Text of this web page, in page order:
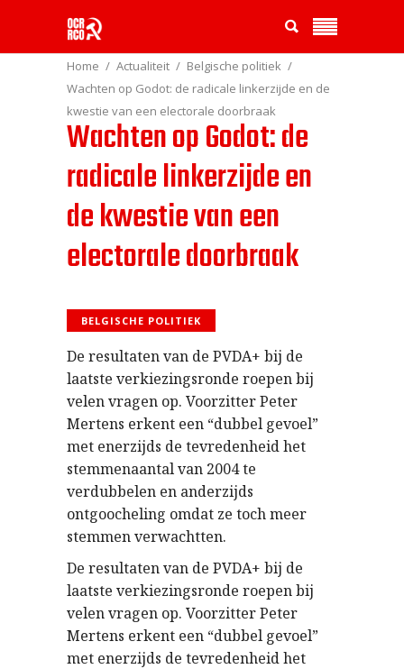
Home Actualiteit
Belgische politiek
Wachten op Godot: de radicale linkerzijde en de
kwestie van een electorale doorbraak
Wachten op Godot: de
radicale linkerzijde en
de kwestie van een
electorale doorbraak
BELGISCHE POLITIEK
De resultaten van de PVDA+ bij de
laatste verkiezingsronde roepen bij
velen vragen op. Voorzitter Peter
Mertens erkent een “dubbel gevoel”
met enerzijds de tevredenheid het
stemmenaantal van 2004 te
verdubbelen en anderzijds
ontgoocheling omdat ze toch meer
stemmen verwachtten.
De resultaten van de PVDA+ bij de
laatste verkiezingsronde roepen bij
velen vragen op. Voorzitter Peter
Mertens erkent een “dubbel gevoel”
met enerzijds de tevredenheid het